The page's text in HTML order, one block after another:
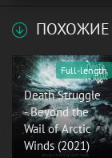
ПОХОЖИЕ
Death Struggle
- Beyond the
Wail of Arctic
Winds (2021)
Full-length